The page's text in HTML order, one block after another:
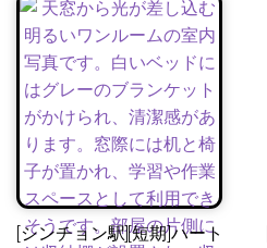
[シンチョン駅][短期]ハート